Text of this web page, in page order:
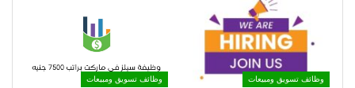
وظائف تسويق ومبيعات وظائف تسويق ومبيعات